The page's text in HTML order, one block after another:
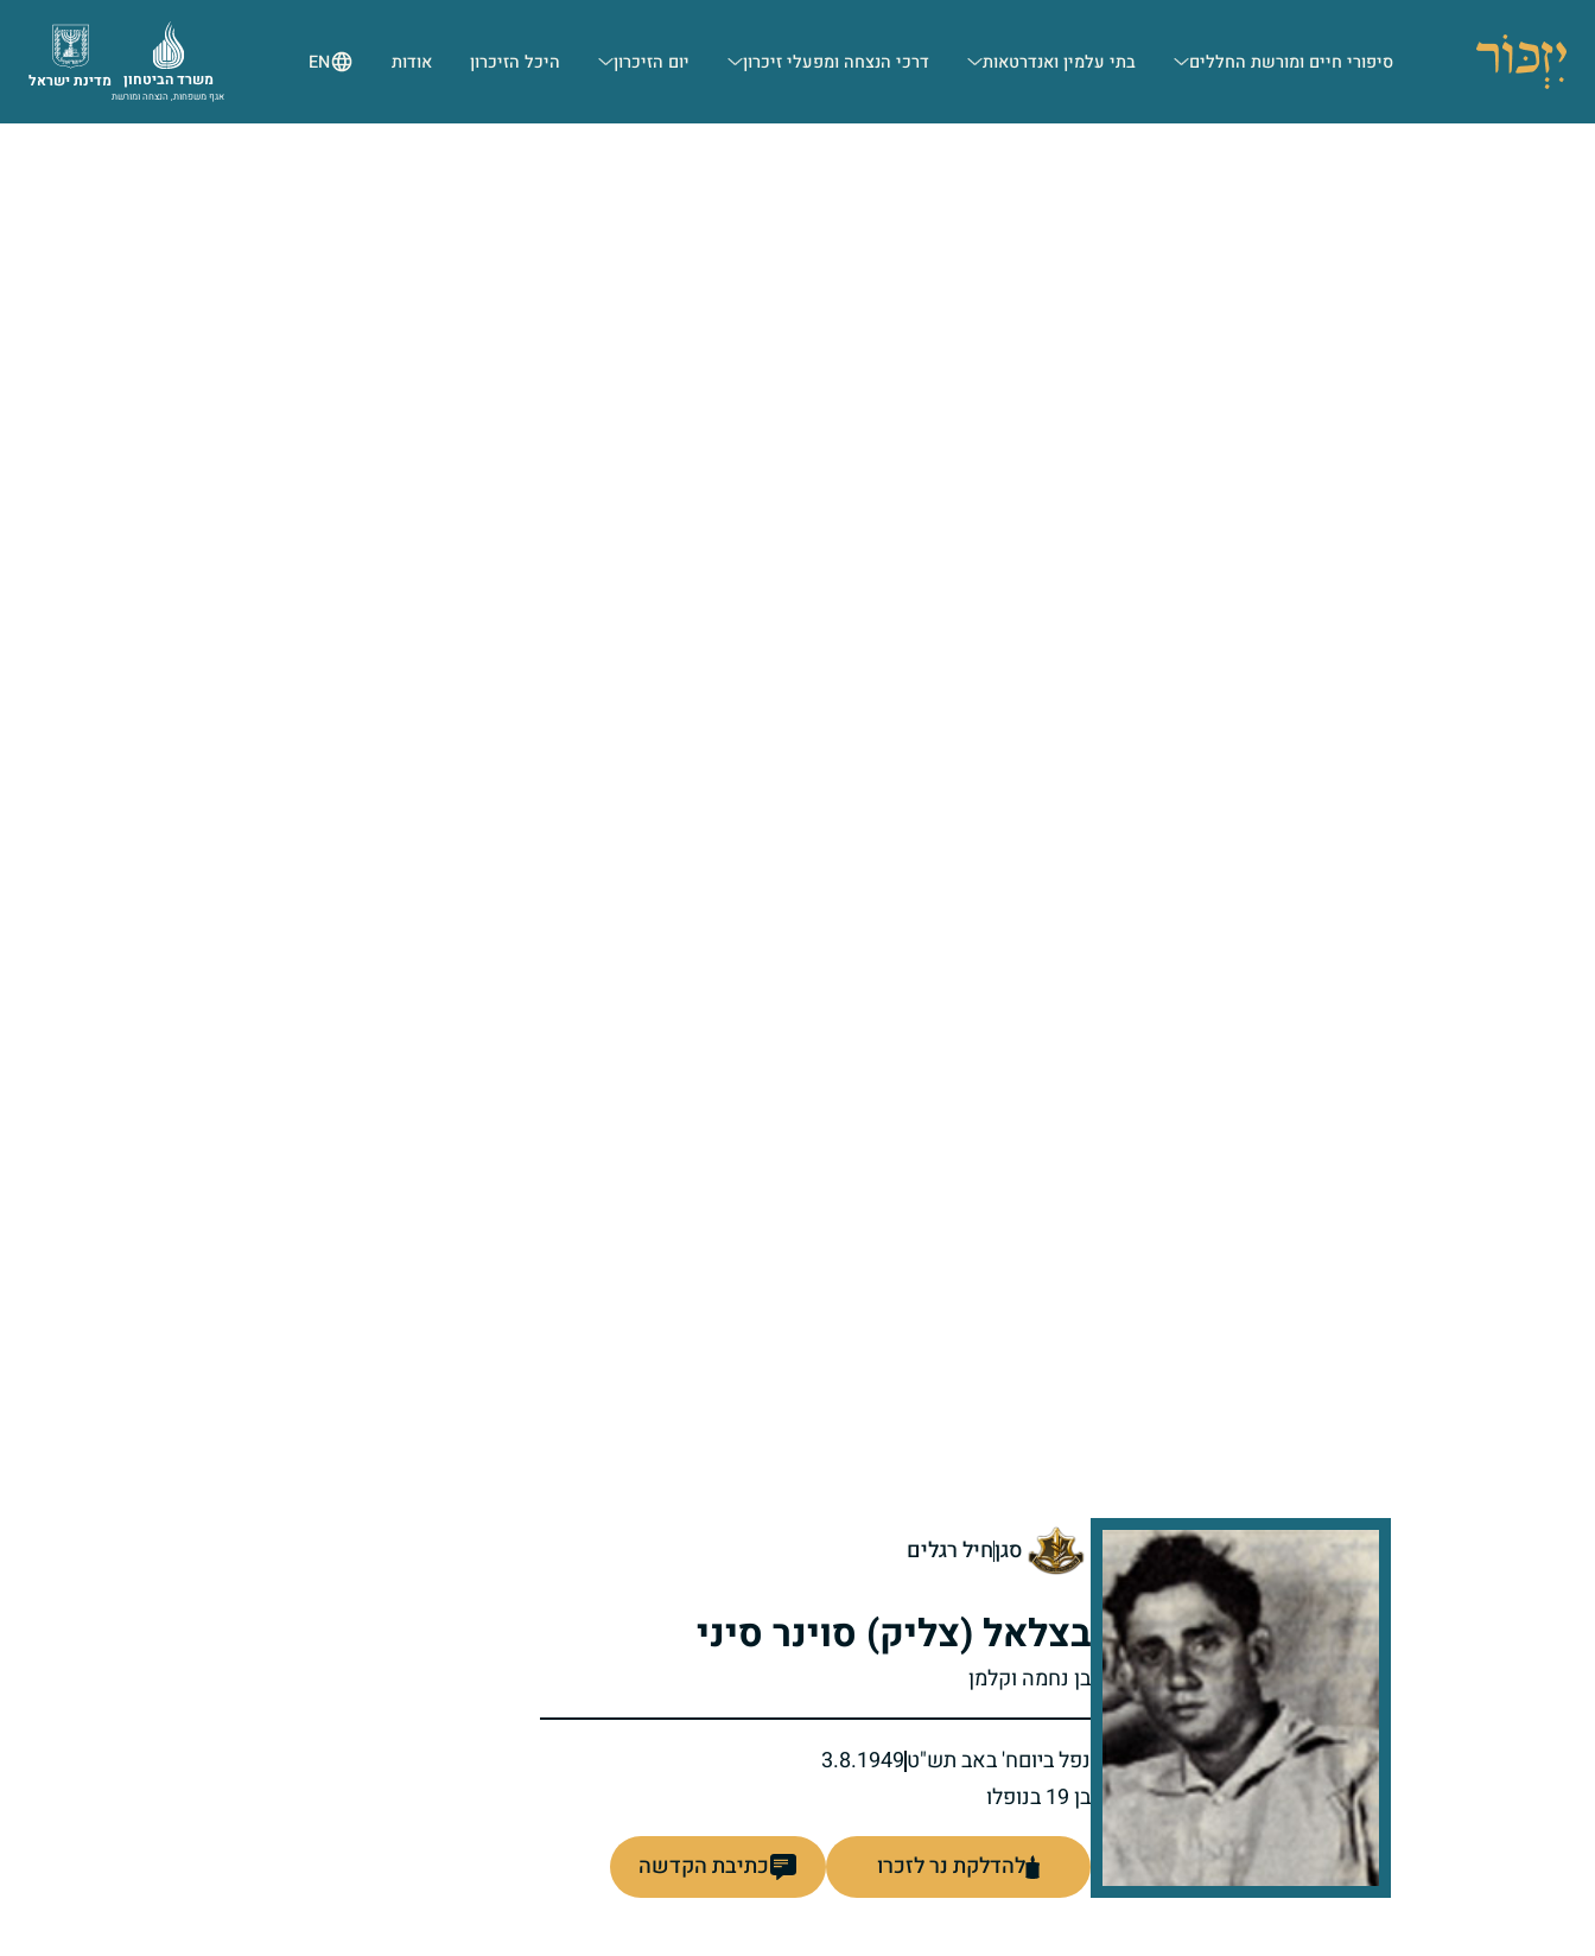
סיפורי חיים ומורשת החללים בתי עלמין ואנדרטאות דרכי הנצחה ומפעלי זיכרון יום הזיכרון היכל הזיכרון אודות EN
מדינת ישראל משרד הביטחון
אגף משפחות, הנצחה ומורשת
סגןחיל רגלים
בצלאל (צליק) סוינר סיני
בן נחמה וקלמן
נפל ביוםח' באב תש"ט3.8.1949
בן 19 בנופלו
להדלקת נר לזכרו כתיבת הקדשה